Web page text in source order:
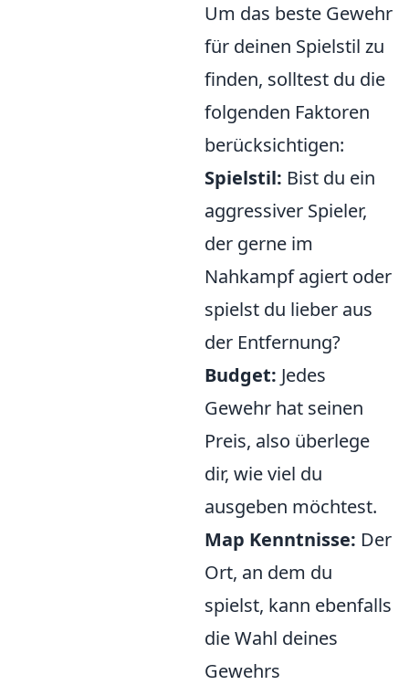
Um das beste Gewehr
für deinen Spielstil zu
finden, solltest du die
folgenden Faktoren
berücksichtigen:
Spielstil: Bist du ein
aggressiver Spieler,
der gerne im
Nahkampf agiert oder
spielst du lieber aus
der Entfernung?
Budget: Jedes
Gewehr hat seinen
Preis, also überlege
dir, wie viel du
ausgeben möchtest.
Map Kenntnisse: Der
Ort, an dem du
spielst, kann ebenfalls
die Wahl deines
Gewehrs